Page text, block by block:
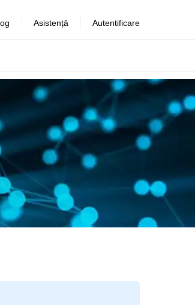
Asistență Autentificare